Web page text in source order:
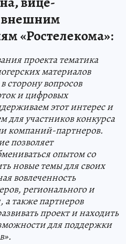
внешним
«Ростелекома»:
проекта тематика
материалов
сторону вопросов
и цифровых
этот интерес и
для участников конкурса
компаний-партнеров.
позволяет
опытом со
новые темы для своих
вовлеченность
регионального и
также партнеров
проект и находить
для поддержки